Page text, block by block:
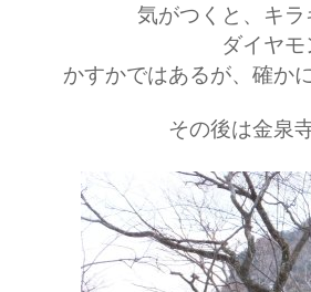
気がつくと、キ
ダイヤ
かすかではあるが、確か
その後は金泉